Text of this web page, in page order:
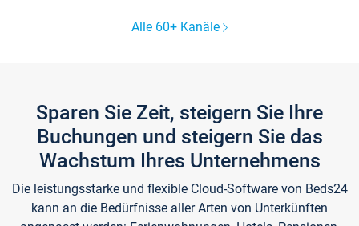
Alle 60+ Kanäle
Sparen Sie Zeit, steigern Sie Ihre
Buchungen und steigern Sie das
Wachstum Ihres Unternehmens
Die leistungsstarke und flexible Cloud-Software von Beds24
kann an die Bedürfnisse aller Arten von Unterkünften